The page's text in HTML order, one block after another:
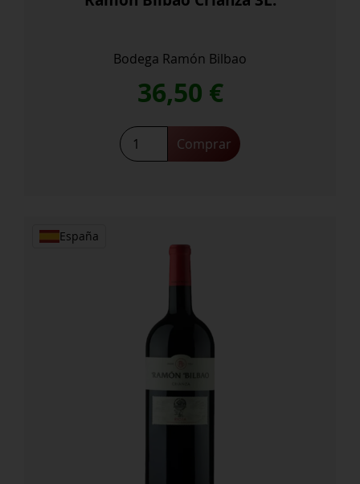
Bodega Ramón Bilbao
36,50 €
Ramón
Bilbao
Comprar
España